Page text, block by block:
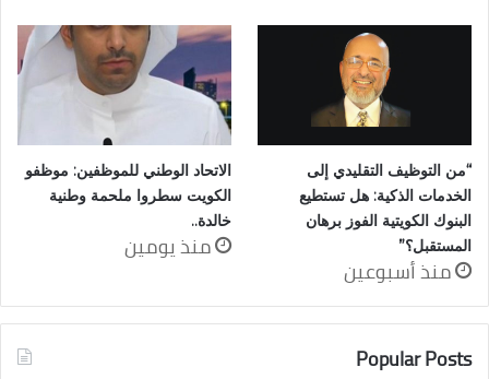
“من التوظيف التقليدي إلى
الخدمات الذكية: هل تستطيع
البنوك الكويتية الفوز برهان
المستقبل؟”
منذ أسبوعين
الاتحاد الوطني للموظفين: موظفو
الكويت سطروا ملحمة وطنية
خالدة..
منذ يومين
Popular Posts